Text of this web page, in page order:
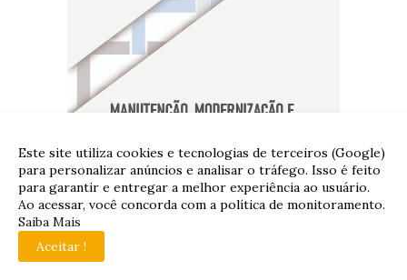
Este site utiliza cookies e tecnologias de terceiros (Google)
para personalizar anúncios e analisar o tráfego. Isso é feito
para garantir e entregar a melhor experiência ao usuário.
Ao acessar, você concorda com a política de monitoramento.
Saiba Mais
Aceitar !